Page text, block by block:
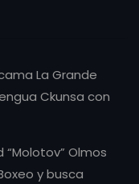
La Grande
Ckunsa con
Olmos
y busca